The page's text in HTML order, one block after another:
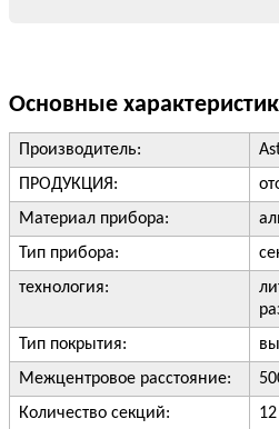
Основные
Производитель:
ПРОДУКЦИЯ:
Материал прибора:
Тип прибора:
технология:
Тип покрытия:
Межцентровое расстояние:
Количество секций:
12